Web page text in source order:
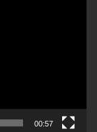
00:57